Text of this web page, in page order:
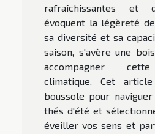
rafraîchissantes et
évoquent la légèreté
sa diversité et sa
saison, s'avère une
accompagner
climatique. Cet
boussole pour
thés d'été et
éveiller vos sens et